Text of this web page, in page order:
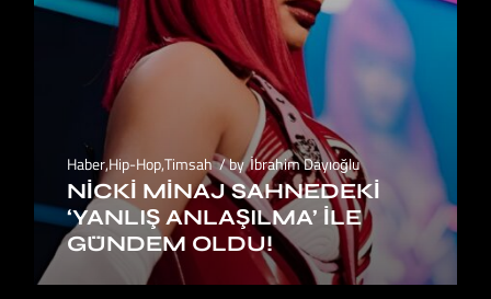
Haber,Hip-Hop,Timsah by İbrahim Dayıoğlu
NICKI MINAJ SAHNEDEKI
‘YANLIŞ ANLAŞILMA’ ILE
GÜNDEM OLDU!